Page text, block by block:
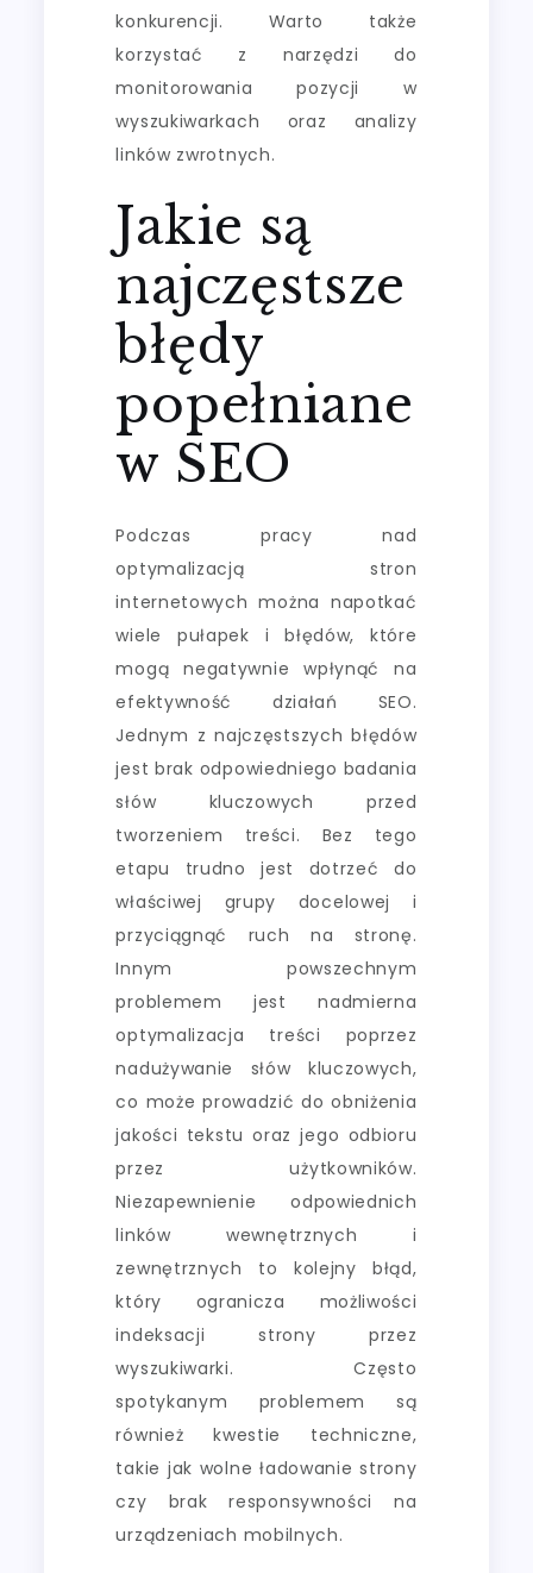
konkurencji. Warto także
korzystać z narzędzi do
monitorowania pozycji w
wyszukiwarkach oraz analizy
linków zwrotnych.
Jakie są
najczęstsze
błędy
popełniane
w SEO
Podczas pracy nad
optymalizacją stron
internetowych można napotkać
wiele pułapek i błędów, które
mogą negatywnie wpłynąć na
efektywność działań SEO.
Jednym z najczęstszych błędów
jest brak odpowiedniego badania
słów kluczowych przed
tworzeniem treści. Bez tego
etapu trudno jest dotrzeć do
właściwej grupy docelowej i
przyciągnąć ruch na stronę.
Innym powszechnym
problemem jest nadmierna
optymalizacja treści poprzez
nadużywanie słów kluczowych,
co może prowadzić do obniżenia
jakości tekstu oraz jego odbioru
przez użytkowników.
Niezapewnienie odpowiednich
linków wewnętrznych i
zewnętrznych to kolejny błąd,
który ogranicza możliwości
indeksacji strony przez
wyszukiwarki. Często
spotykanym problemem są
również kwestie techniczne,
takie jak wolne ładowanie strony
czy brak responsywności na
urządzeniach mobilnych.